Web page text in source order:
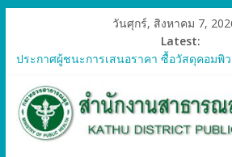
วันศุกร์, สิงหาคม 7,
Latest:
ประกาศผู้ชนะการเสนอราคา ซื้อวัสดุคอมพิว
ประกาศผู้ชนะการเสนอราคา จัดซื้อวัสดุทาง
โครงการป้องกันควบคุมโรคติดต่อและภัยสุ
อำเภอกะทู้ ปี 2569